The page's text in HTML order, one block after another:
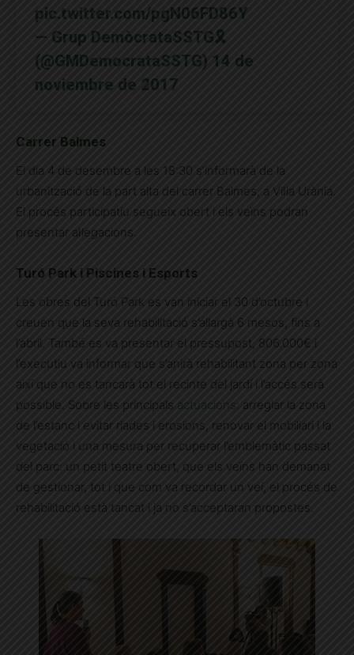
pic.twitter.com/pgN06FD86Y
— Grup DemòcrataSSTG🎗
(@GMDemocrataSSTG) 14 de
noviembre de 2017
Carrer Balmes
El dia 4 de desembre a les 18:30 s’informarà de la
urbanització de la part alta del carrer Balmes, a Vil·la Urània.
El procés participatiu segueix obert i els veïns podran
presentar al·legacions.
Turó Park i Piscines i Esports
Les obres del Turó Park es van iniciar el 30 d’octubre i
creuen que la seva rehabilitació s’allargà 6 mesos, fins a
l’abril. També es va presentar el pressupost, 806.000€ i
l’executiu va informar que s’anirà rehabilitant zona per zona
així que no es tancarà tot el recinte del jardí i l’accés serà
possible. Sobre les principals actuacions : arreglar la zona
de l’estanc i evitar riades i erosions, renovar el mobiliari i la
vegetació i una mesura per recuperar l’emblemàtic passat
del parc: un petit teatre obert, que els veïns han demanat
de gestionar, tot i que com va recordar un veí, el procés de
rehabilitació està tancat i ja no s’acceptaran propostes.